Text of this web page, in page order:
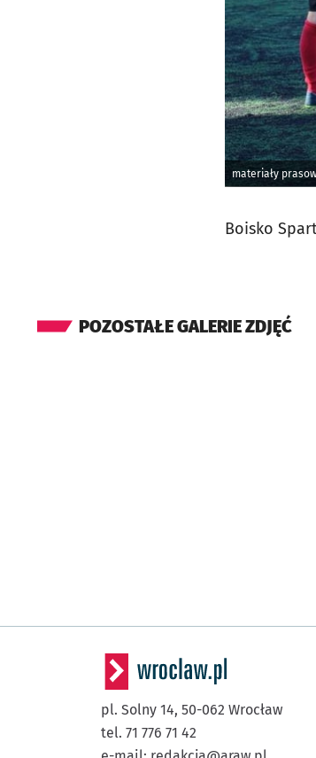
materiały
Boisko
POZOSTAŁE GALERIE ZDJĘĆ
pl. Solny 14, 50-062 Wrocław
tel. 71 776 71 42